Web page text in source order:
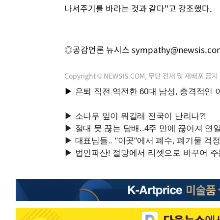
나서주기를 바라는 것과 같다"고 강조했다.
◎공감언론 뉴시스
Copyright © NEWSIS.COM, 무단 전재 및 재배포 금지